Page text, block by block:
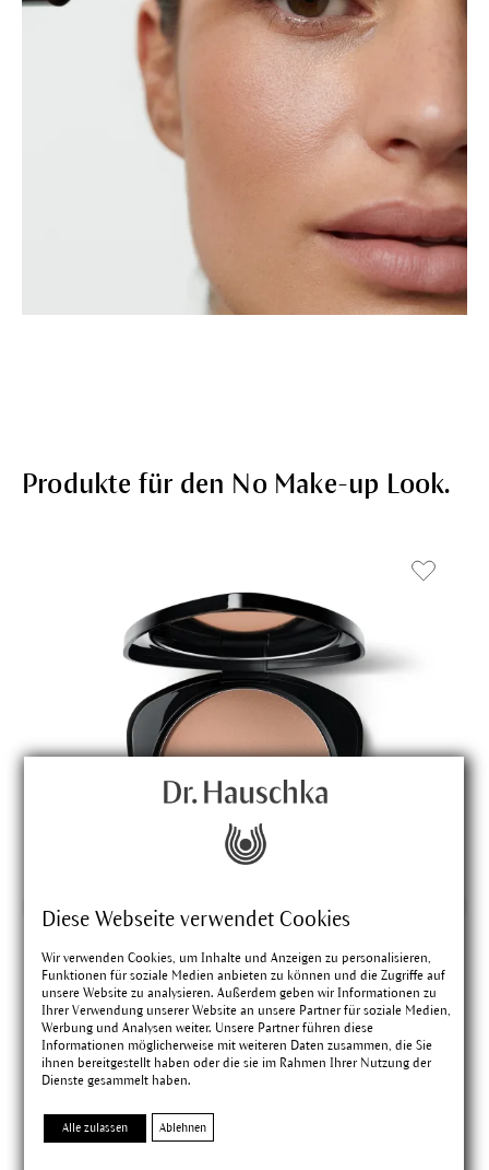
Diese Webseite verwendet Cookies
Wir verwenden Cookies, um Inhalte und Anzeigen zu personalisieren,
Funktionen für soziale Medien anbieten zu können und die Zugriffe auf
unsere Website zu analysieren. Außerdem geben wir Informationen zu
Ihrer Verwendung unserer Website an unsere Partner für soziale Medien,
Werbung und Analysen weiter. Unsere Partner führen diese
Informationen möglicherweise mit weiteren Daten zusammen, die Sie
ihnen bereitgestellt haben oder die sie im Rahmen Ihrer Nutzung der
Dienste gesammelt haben.
Alle zulassen Ablehnen
Produkte für den No Make-up Look.
Bronzing Powder